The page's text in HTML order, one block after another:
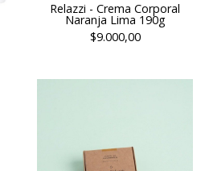
Relazzi - Crema Corporal
Naranja Lima 190g
$9.000,00